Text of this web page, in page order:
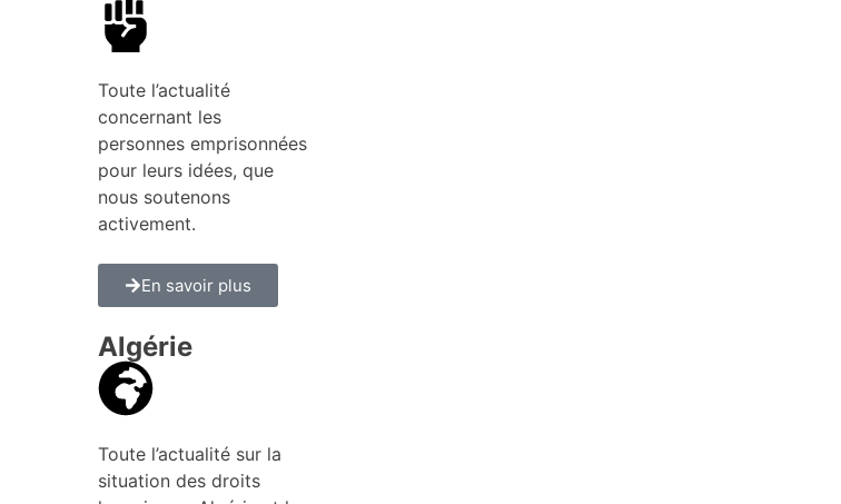
Toute l’actualité
concernant les
personnes emprisonnées
pour leurs idées, que
nous soutenons
activement.
En savoir plus
Algérie
Toute l’actualité sur la
situation des droits